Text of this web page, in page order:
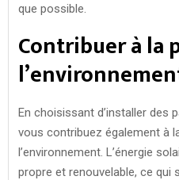
que possible.
Contribuer à la
En choisissant d’installer des
vous contribuez également à
l’environnement. L’énergie
propre et renouvelable, ce qui